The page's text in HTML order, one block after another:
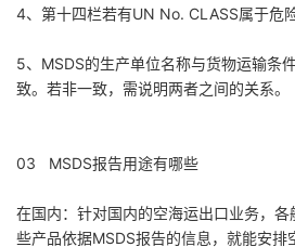
4、第十四栏若有UN No. CLASS属于危险
5、MSDS的生产单位名称与货物运输条
致。若非一致，需说明两者之间的关系。
03 MSDS报告用途有哪些
在国内：针对国内的空海运出口业务，
些产品依据MSDS报告的信息，就能安排